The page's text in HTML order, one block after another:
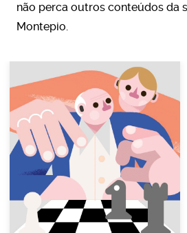
não perca outros conteúdos da
Montepio.